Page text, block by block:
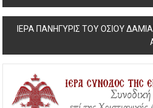
ΙΕΡΑ ΠΑΝΗΓΥΡΙΣ ΤΟΥ ΟΣΙΟΥ